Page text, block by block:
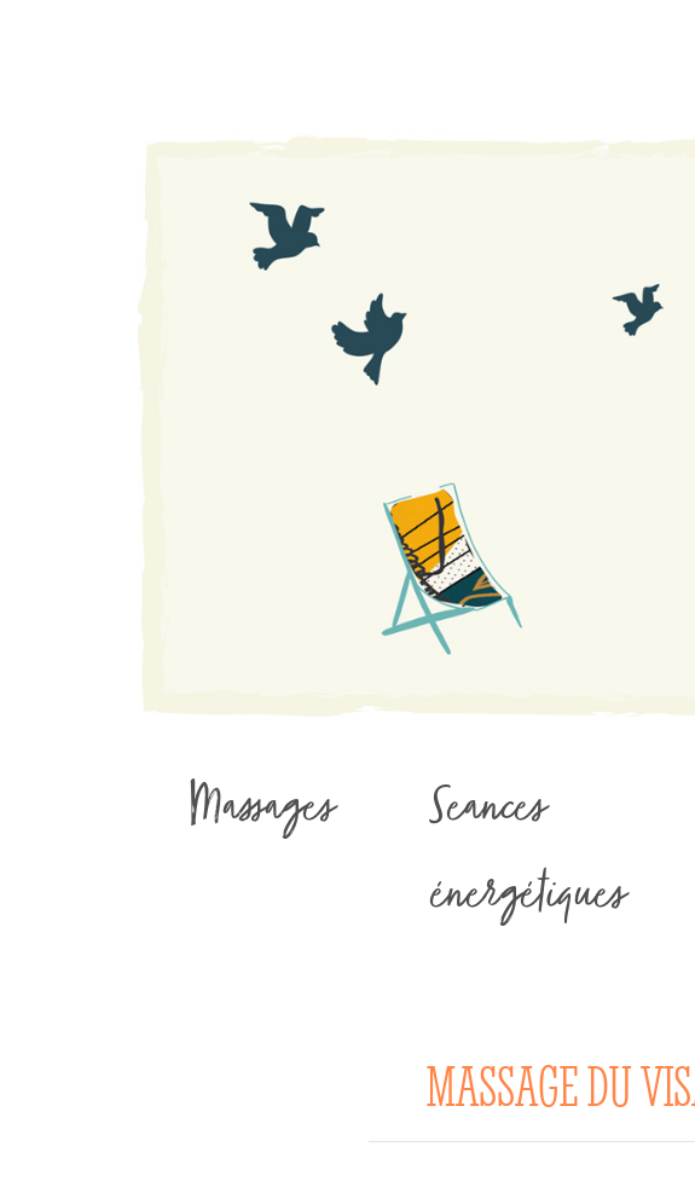
Massages
Seances
énergétiques
MASSAGE DU